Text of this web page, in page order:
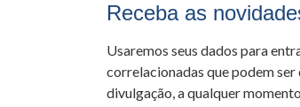
Receba as
Usaremos seus dados para
correlacionadas que podem ser
divulgação, a qualquer